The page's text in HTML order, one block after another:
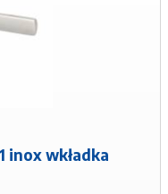
inox wkładka